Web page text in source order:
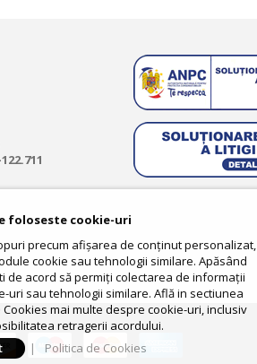
foloseste cookie-uri
precum afișarea de conținut personalizat,
cookie sau tehnologii similare. Apăsând
de acord să permiți colectarea de informații
uri sau tehnologii similare. Află in sectiunea
Cookies mai multe despre cookie-uri, inclusiv
retragerii acordului.
| Politica de Cookies